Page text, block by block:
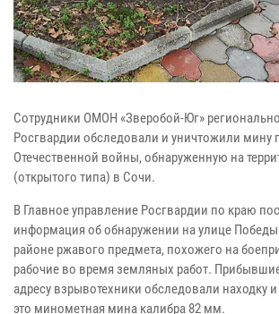
Сотрудники ОМОН «Зверобой-Юг»
Росгвардии обследовали и уничтожили мину
Отечественной войны, обнаруженную на
(открытого типа) в Сочи.
В Главное управление Росгвардии по краю
информация об обнаружении на улице
районе ржавого предмета, похожего на
рабочие во время земляных работ.
адресу взрывотехники обследовали находку
это минометная мина калибра 82 мм.